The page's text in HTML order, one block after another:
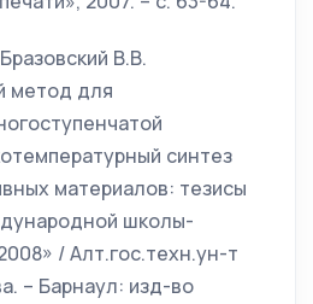
В.В.
метод для
синтез
материалов: тезисы
школы-
/ Алт.гос.техн.ун-т
– Барнаул: изд-во